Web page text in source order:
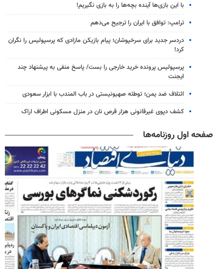
با این بازی‌ها آینده بچه‌ها را به بازی نگیریم!
ترامپ: توافق با ایران را ترجیح می‌دهم
دردسر جدید برای سرخپوشان؛ پیام بازیکن مازادی که پرسپولیس را نگران
کرد!
پرسپولیس پرونده خرید خارجی را بست/ پاسخ منفی به پیشنهاد چند
ایجنت
ائتلاف ضد یمن؛ توطئه صهیونیستی در باب المندب با ابزار سعودی
کشف دپوی غیرقانونی هزار قرص نان در منزل مسکونی اطراف اراک
صفحه اول روزنامه‌ها